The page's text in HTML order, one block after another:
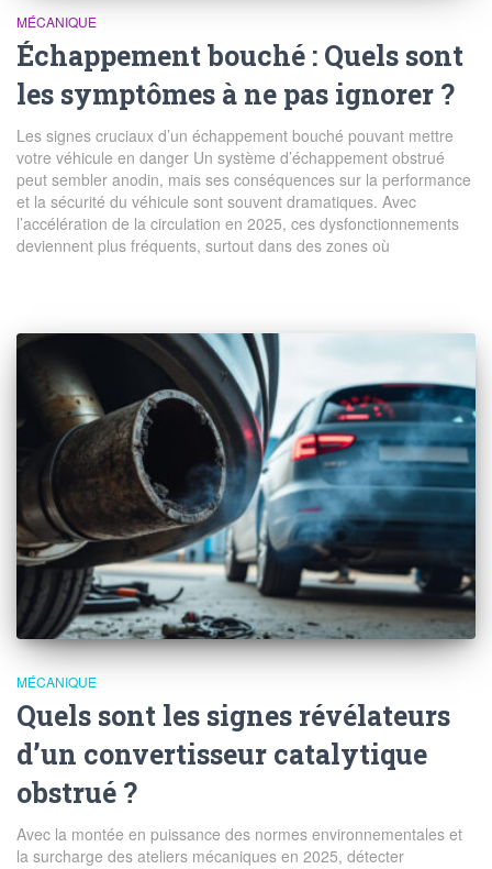
MÉCANIQUE
Échappement bouché : Quels sont
les symptômes à ne pas ignorer ?
Les signes cruciaux d’un échappement bouché pouvant mettre
votre véhicule en danger Un système d’échappement obstrué
peut sembler anodin, mais ses conséquences sur la performance
et la sécurité du véhicule sont souvent dramatiques. Avec
l’accélération de la circulation en 2025, ces dysfonctionnements
deviennent plus fréquents, surtout dans des zones où
MÉCANIQUE
Quels sont les signes révélateurs
d’un convertisseur catalytique
obstrué ?
Avec la montée en puissance des normes environnementales et
la surcharge des ateliers mécaniques en 2025, détecter